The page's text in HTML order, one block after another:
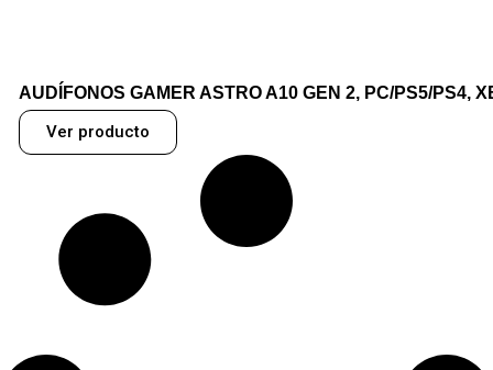
AUDÍFONOS GAMER ASTRO A10 GEN 2, PC/PS5/PS4,
Ver producto